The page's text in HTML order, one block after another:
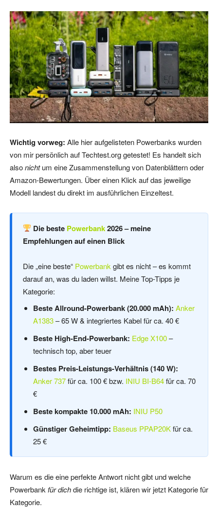
Wichtig vorweg: Alle hier aufgelisteten Powerbanks wurden
von mir persönlich auf Techtest.org getestet! Es handelt sich
alsonichtum eine Zusammenstellung von Datenblättern oder
Amazon-Bewertungen. Über einen Klick auf das jeweilige
Modell landest du direkt im ausführlichen Einzeltest.
Die beste Powerbank2026 – meine
Empfehlungen auf einen Blick
Die „eine beste“ Powerbank gibt es nicht – es kommt
darauf an, was du laden willst. Meine Top-Tipps je
Kategorie:
Beste Allround-Powerbank (20.000 mAh): Anker
A1383– 65 W & integriertes Kabel für ca. 40 €
Beste High-End-Powerbank: Edge X100–
technisch top, aber teuer
Bestes Preis-Leistungs-Verhältnis (140 W):
Anker 737für ca. 100 € bzw. INIU BI-B64für ca. 70
€
Beste kompakte 10.000 mAh: INIU P50
Günstiger Geheimtipp: Baseus PPAP20Kfür ca.
25 €
Warum es die eine perfekte Antwort nicht gibt und welche
Powerbank für dichdie richtige ist, klären wir jetzt Kategorie für
Kategorie.